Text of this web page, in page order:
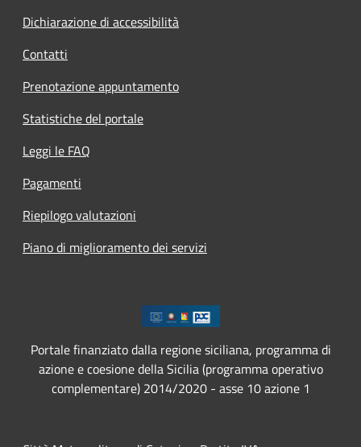
Dichiarazione di accessibilità
Contatti
Prenotazione appuntamento
Statistiche del portale
Leggi le FAQ
Pagamenti
Riepilogo valutazioni
Piano di miglioramento dei servizi
Portale finanziato dalla regione siciliana, programma di
azione e coesione della Sicilia (programma operativo
complementare) 2014/2020 - asse 10 azione 1